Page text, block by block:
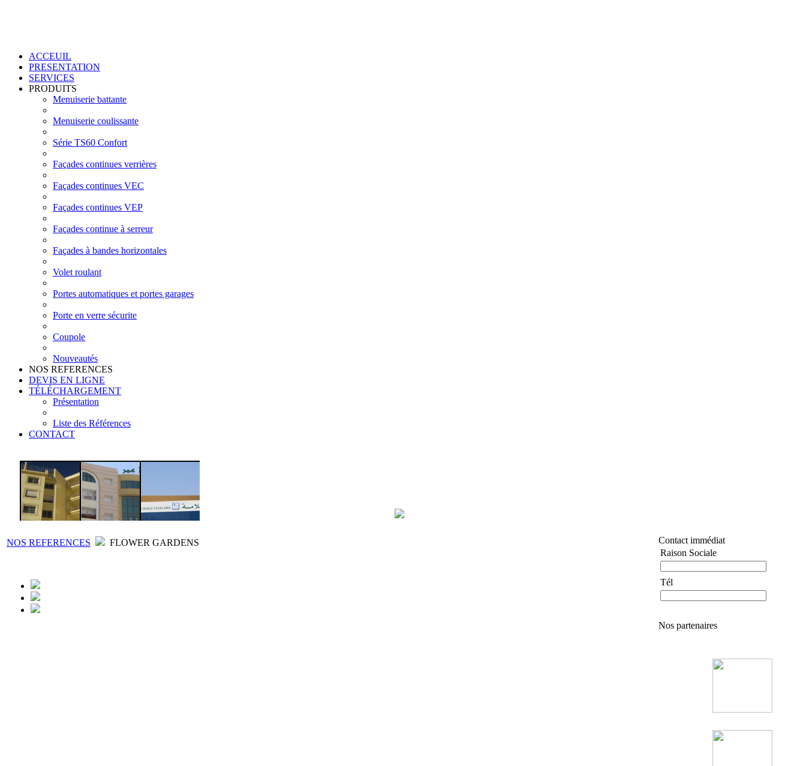
ACCEUIL
PRESENTATION
SERVICES
PRODUITS
Menuiserie battante
Menuiserie coulissante
Série TS60 Confort
Façades continues verrières
Façades continues VEC
Façades continues VEP
Façades continue à serreur
Façades à bandes horizontales
Volet roulant
Portes automatiques et portes garages
Porte en verre sécurite
Coupole
Nouveautés
NOS REFERENCES
DEVIS EN LIGNE
TÉLÉCHARGEMENT
Présentation
Liste des Références
CONTACT
NOS REFERENCES FLOWER GARDENS
Contact immédiat
Raison Sociale
Tél
Nos partenaires